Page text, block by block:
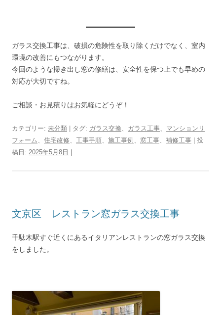
ガラス交換工事は、破損の危険性を取り除くだけでなく、室内
環境の改善にもつながります。
今回のような掃き出し窓の修繕は、安全性を保つ上でも早めの
対応が大切ですね。
ご相談・お見積りはお気軽にどうぞ！
カテゴリー: 未分類 | タグ: ガラス交換 ガラス工事
マンションリ
フォーム
住宅改修 工事手順 施工事例 窓工事 補修工事 | 投
稿日: 2025年5月8日
文京区 レストラン窓ガラス交換工事
千駄木駅すぐ近くにあるイタリアンレストランの窓ガラス交換
をしました。